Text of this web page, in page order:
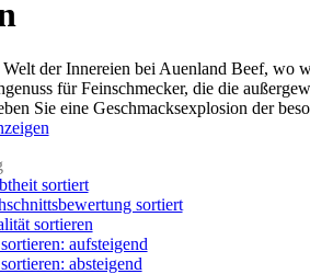
der Innereien bei Auenland Beef, wo
für Feinschmecker, die die
Sie eine Geschmacksexplosion der
sortiert
sortiert
sortieren
aufsteigend
absteigend